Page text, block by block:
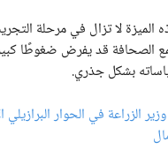
لا تزال في مرحلة
الصحافة قد يفرض ضغوطًا
بشكل جذري.
وزير الزراعة في الحوار